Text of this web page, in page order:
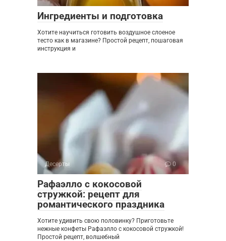
Ингредиенты и подготовка
Хотите научиться готовить воздушное слоеное
тесто как в магазине? Простой рецепт, пошаговая
инструкция и
Десерты 0
Рафаэлло с кокосовой
стружкой: рецепт для
романтического праздника
Хотите удивить свою половинку? Приготовьте
нежные конфеты Рафаэлло с кокосовой стружкой!
Простой рецепт, волшебный